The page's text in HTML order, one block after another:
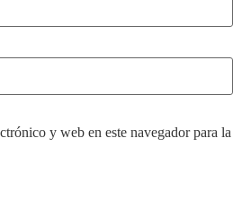
y web en este navegador para la